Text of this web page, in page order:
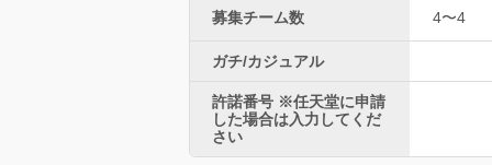
募集チーム数 4〜4
ガチ/カジュアル
許諾番号 ※任天堂に申請
した場合は入力してくだ
さい